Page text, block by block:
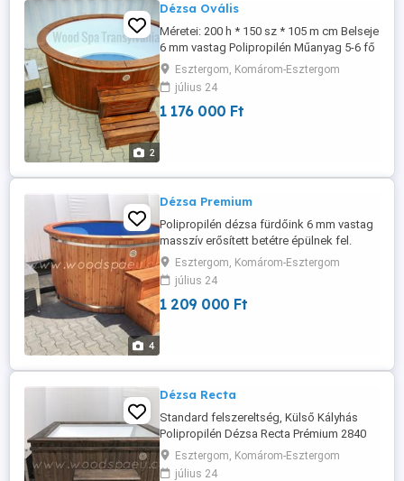
2
Dézsa Ovális
Méretei: 200 h * 150 sz * 105 m cm Belseje
6 mm vastag Polipropilén Műanyag 5-6 fő
részére Külső saválló kályha 28 kw 2 m
inox kémény Maximális fűtési idő 3 óra 37
C Belső ülőke műanyag Külső masszív
lépcső Fedele vízhatlan gumírozott
Esztergom, Komárom-Esztergom
július 24
1 176 000 Ft
4
Dézsa Premium
Polipropilén dézsa fürdőink 6 mm vastag
masszív erősített betétre épülnek fel.
Külső borítása I. osztályú 15 mm vastag
Borovi fenyő lambéria. A polipropilén
hőálló és UV álló, nem fakul ki, nem törik.
Kétféle színben rendelhető: -kék fehér
Esztergom, Komárom-Esztergom
július 24
1 209 000 Ft
Dézsa Recta
Standard felszereltség, Külső Kályhás
Polipropilén Dézsa Recta Prémium 2840
Nettó INGYENES
HÁZHOZSZÁLLÍTÁSSAL* Standard dézsa
Esztergom, Komárom-Esztergom
július 24